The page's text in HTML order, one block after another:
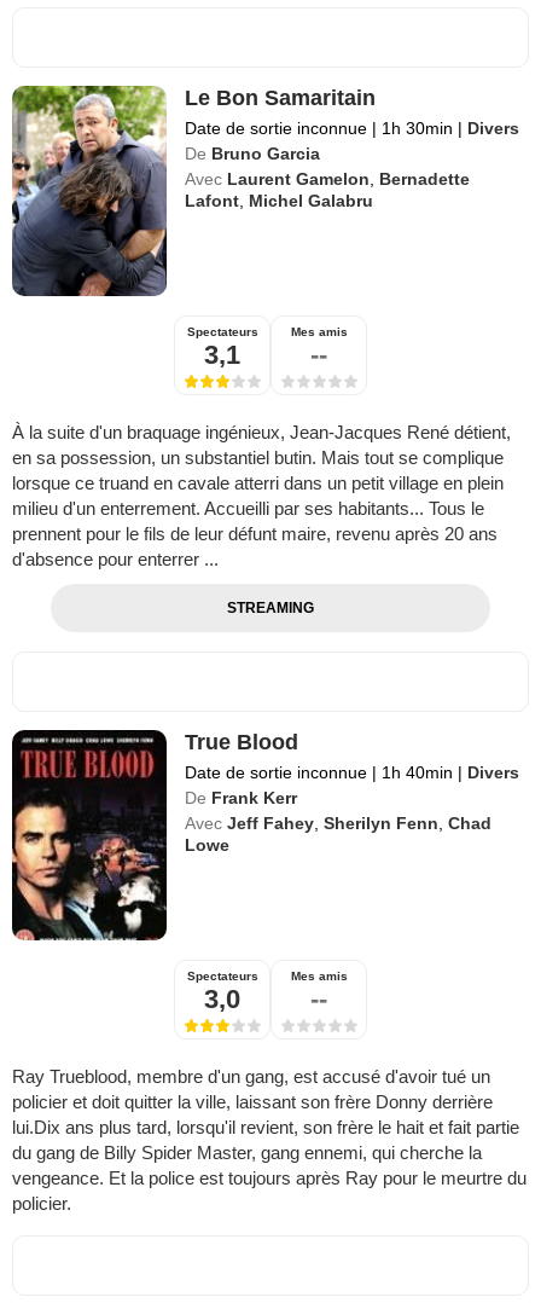
Le Bon Samaritain
Date de sortie inconnue | 1h 30min | Divers
De Bruno Garcia
Avec Laurent Gamelon, Bernadette
Lafont, Michel Galabru
Spectateurs
3,1
Mes amis
--
À la suite d'un braquage ingénieux, Jean-Jacques René détient,
en sa possession, un substantiel butin. Mais tout se complique
lorsque ce truand en cavale atterri dans un petit village en plein
milieu d'un enterrement. Accueilli par ses habitants... Tous le
prennent pour le fils de leur défunt maire, revenu après 20 ans
d'absence pour enterrer ...
STREAMING
True Blood
Date de sortie inconnue | 1h 40min | Divers
De Frank Kerr
Avec Jeff Fahey,Sherilyn Fenn,Chad
Lowe
Spectateurs
3,0
Mes amis
--
Ray Trueblood, membre d'un gang, est accusé d'avoir tué un
policier et doit quitter la ville, laissant son frère Donny derrière
lui.Dix ans plus tard, lorsqu'il revient, son frère le hait et fait partie
du gang de Billy Spider Master, gang ennemi, qui cherche la
vengeance. Et la police est toujours après Ray pour le meurtre du
policier.